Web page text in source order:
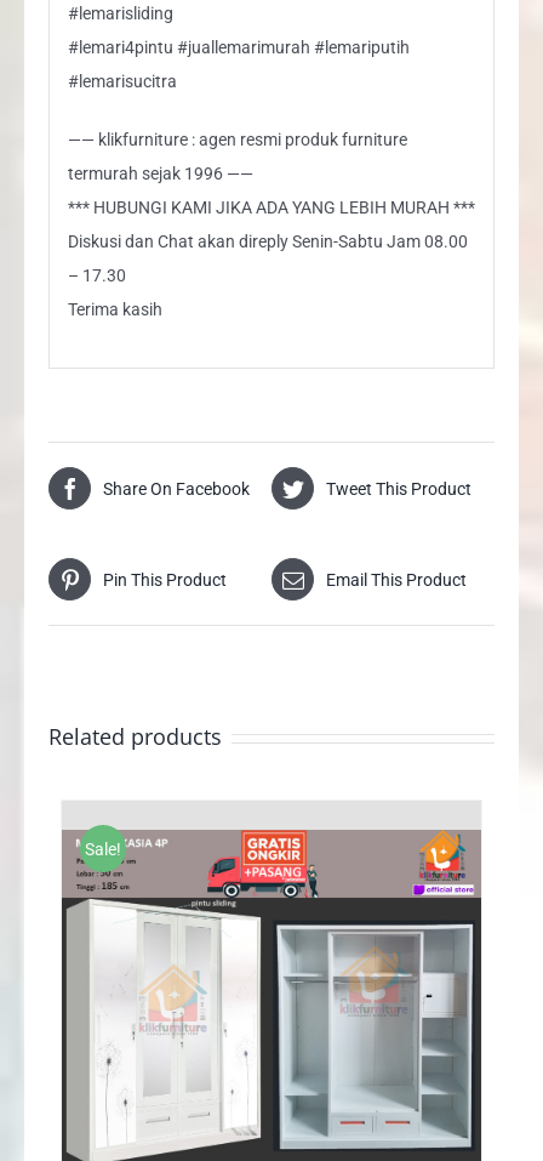
#lemarisliding
#lemari4pintu #juallemarimurah #lemariputih
#lemarisucitra
—— klikfurniture : agen resmi produk furniture
termurah sejak 1996 ——
*** HUBUNGI KAMI JIKA ADA YANG LEBIH MURAH ***
Diskusi dan Chat akan direply Senin-Sabtu Jam 08.00
– 17.30
Terima kasih
Share On Facebook Tweet This Product
Pin This Product Email This Product
Related products
Sale!